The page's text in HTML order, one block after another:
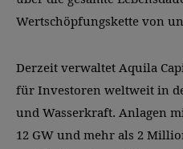
Wertschöpfungskette von
Derzeit verwaltet Aquila
für Investoren weltweit in
und Wasserkraft. Anlagen
12 GW und mehr als 2